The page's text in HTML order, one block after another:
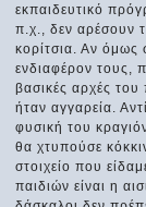
εκπαιδευτικό
π.χ., δεν αρέσουν
κορίτσια. Αν
ενδιαφέρον τους,
βασικές αρχές
ήταν αγγαρεία.
φυσική του
θα χτυπούσε
στοιχείο που
παιδιών είναι η